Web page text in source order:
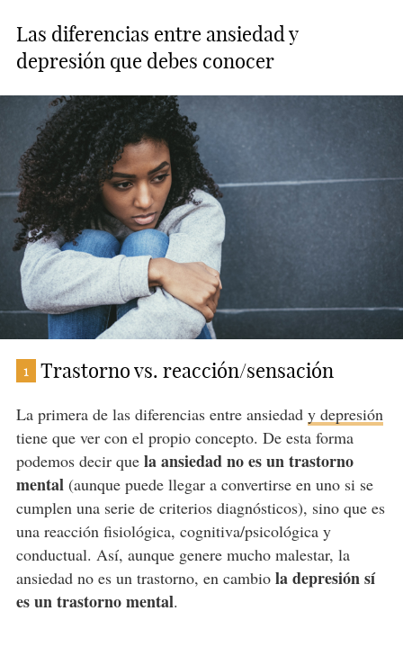
Las diferencias entre ansiedad y
depresión que debes conocer
1 Trastorno vs. reacción/sensación
La primera de las diferencias entre ansiedad y depresión
tiene que ver con el propio concepto. De esta forma
podemos decir que la ansiedad no es un trastorno
mental (aunque puede llegar a convertirse en uno si se
cumplen una serie de criterios diagnósticos), sino que es
una reacción fisiológica, cognitiva/psicológica y
conductual. Así, aunque genere mucho malestar, la
ansiedad no es un trastorno, en cambiola depresión sí
es un trastorno mental.